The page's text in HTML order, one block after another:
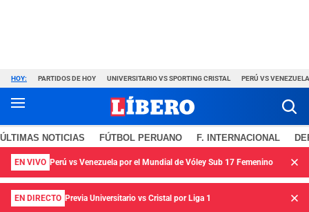
HOY: PARTIDOS DE HOY UNIVERSITARIO VS SPORTING CRISTAL PERÚ VS VENEZUELA
ÚLTIMAS NOTICIAS FÚTBOL PERUANO F. INTERNACIONAL
EN VIVO Perú vs Venezuela por el Mundial de Vóley Sub 17 Femenino
EN DIRECTO Previa Universitario vs Cristal por Liga 1